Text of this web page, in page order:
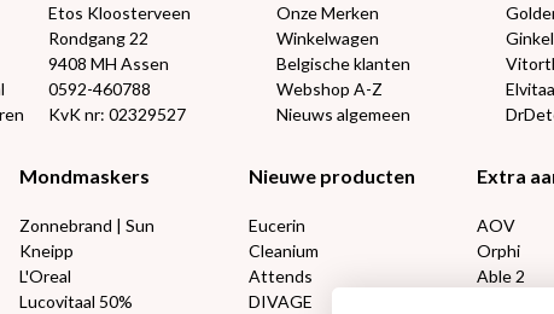
Etos Kloosterveen
Rondgang 22
9408 MH Assen
0592-460788
KvK nr: 02329527
Onze Merken
Winkelwagen
Belgische klanten
Webshop A-Z
Nieuws algemeen
Mondmaskers
Zonnebrand | Sun
Kneipp
L'Oreal
Lucovitaal 50%
Nieuwe producten
Eucerin
Cleanium
Attends
DIVAGE
Extra
AOV
Orphi
Able 2